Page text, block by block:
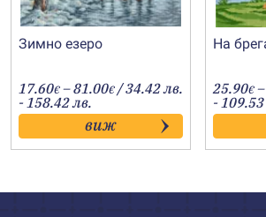
Зимно езеро
17.60€ –81.00€Price
range:
17.60€
through
81.00€
/ 34.42 лв.
- 158.42 лв.
виж
На
25.90€ –
-